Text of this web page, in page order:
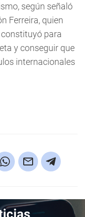
según señaló
Ferreira, quien
para
y conseguir que
internacionales